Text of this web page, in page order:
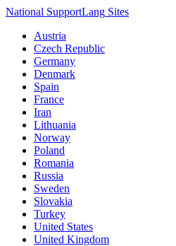
National SupportLang Sites
Austria
Czech Republic
Germany
Denmark
Spain
France
Iran
Lithuania
Norway
Poland
Romania
Russia
Sweden
Slovakia
Turkey
United States
United Kingdom